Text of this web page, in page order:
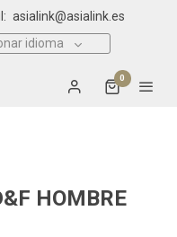
asialink@asialink.es
idioma
0
HOMBRE